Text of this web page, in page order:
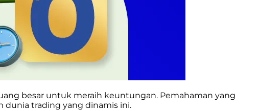
besar untuk meraih keuntungan. Pemahaman yang
trading yang dinamis ini.